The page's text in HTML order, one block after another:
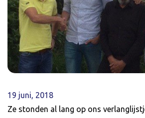
19 juni, 2018
Ze stonden al lang op ons